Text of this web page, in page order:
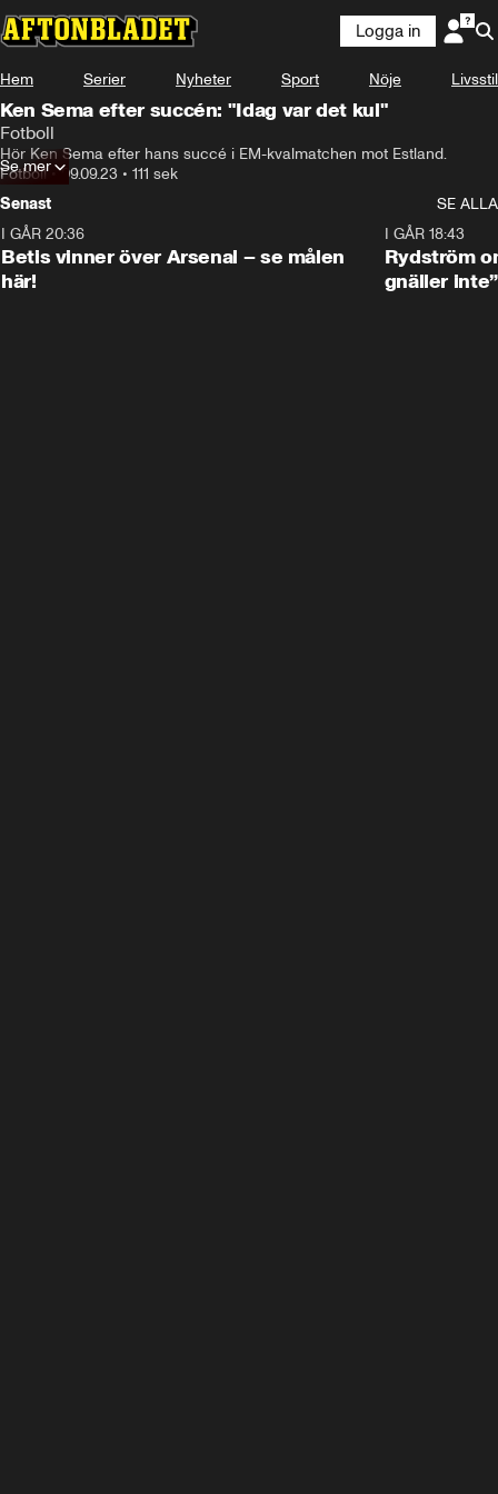
Logga in
Hem Serier Nyheter Sport Nöje Livsstil
Ken Sema efter succén: "Idag var det kul"
Fotboll
Hör Ken Sema efter hans succé i EM-kvalmatchen mot Estland.
Fotboll•09.09.23 • 111 sek
Se mer
Senast
SE ALLA
I GÅR 20:36
Betis vinner över Arsenal – se målen
här!
I GÅR 18:43
Rydström
gnäller inte”